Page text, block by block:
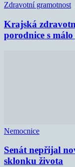
Zdravotní gramotnost
Krajská
porodnice s
Nemocnice
Senát nepřijal
sklonku života